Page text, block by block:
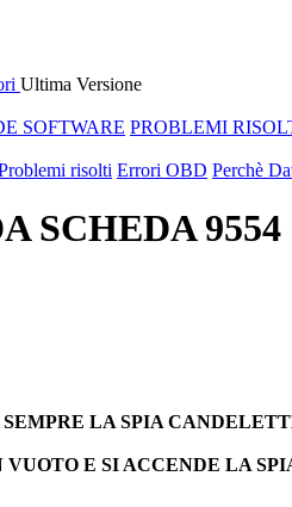
Ultima Versione
SOFTWARE PROBLEMI
risolti Errori OBD Perchè
SCHEDA 9554
LA SPIA
VUOTO E SI ACCENDE LA